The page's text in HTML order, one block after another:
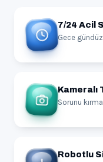
7/24 Acil
Gece
Kameralı
Sorunu
Robotlu